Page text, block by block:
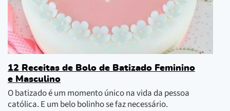
12 Receitas de Bolo de Batizado Feminino
e Masculino
O batizado é um momento único na vida da pessoa
católica. E um belo bolinho se faz necessário.